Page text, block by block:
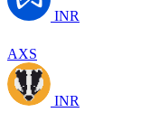
INR
AXS
INR